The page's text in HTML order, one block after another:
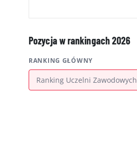
Pozycja w rankingach 2026
RANKING GŁÓWNY
Ranking Uczelni Zawodowych